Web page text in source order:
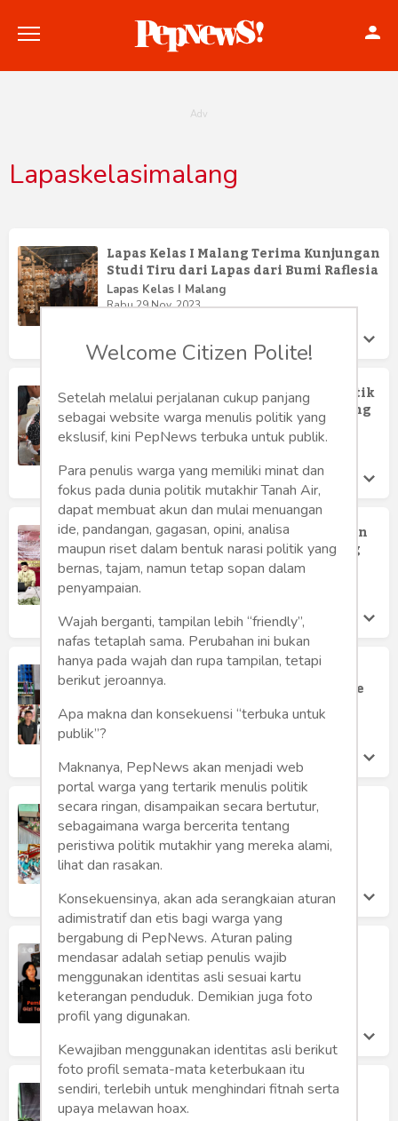
Politik
Hankam
Internasional
Humaniora
Sketsa
Tekno
Gaya
Wisata
Wanita
Lapaskelasimalang
Lapas Kelas I Malang Terima Kunjungan
Studi Tiru dari Lapas dari Bumi Raflesia
Lapas Kelas I Malang
Rabu 29 Nov, 2023
WBP Lapas Kelas I Malang Belajar Batik
dari Rumah Produksi Canteng Koneng
Lapas Kelas I Malang
Sabtu 25 Nov, 2023
Penutupan Sertifikasi Guru Al-Qur'an
Metode UMMI di Lapas Kelas I Malang
Lapas Kelas I Malang
Sabtu 25 Nov, 2023
Lapas Kelas I Malang Berikan
Pengeluaran Bebas Restoratif Justice
Lapas Kelas I Malang
Jumat 24 Nov, 2023
Tahanan Lapas Kelas I Malang
Mendapatkan Sosialisasi Bantuan
Hukum
Lapas Kelas I Malang
Lapas Kelas I Malang Bagikan
Kebutuhan Gizi Tambahan untuk
Warga Binaan Usia Lanjut
Lapas Kelas I Malang
Jumat 24 Nov, 2023
WBP Lapas I Malang Sharing
Knowledge Produksi Jamur dengan
Welcome Citizen Polite!
Setelah melalui perjalanan cukup panjang
sebagai website warga menulis politik yang
ekslusif, kini PepNews terbuka untuk publik.
Para penulis warga yang memiliki minat dan
fokus pada dunia politik mutakhir Tanah Air,
dapat membuat akun dan mulai menuangan
ide, pandangan, gagasan, opini, analisa
maupun riset dalam bentuk narasi politik yang
bernas, tajam, namun tetap sopan dalam
penyampaian.
Wajah berganti, tampilan lebih “friendly”,
nafas tetaplah sama. Perubahan ini bukan
hanya pada wajah dan rupa tampilan, tetapi
berikut jeroannya.
Apa makna dan konsekuensi “terbuka untuk
publik”?
Maknanya, PepNews akan menjadi web
portal warga yang tertarik menulis politik
secara ringan, disampaikan secara bertutur,
sebagaimana warga bercerita tentang
peristiwa politik mutakhir yang mereka alami,
lihat dan rasakan.
Konsekuensinya, akan ada serangkaian aturan
adimistratif dan etis bagi warga yang
bergabung di PepNews. Aturan paling
mendasar adalah setiap penulis wajib
menggunakan identitas asli sesuai kartu
keterangan penduduk. Demikian juga foto
profil yang digunakan.
Kewajiban menggunakan identitas asli berikut
foto profil semata-mata keterbukaan itu
sendiri, terlebih untuk menghindari fitnah serta
upaya melawan hoax.